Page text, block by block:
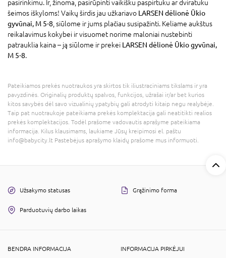
pasirinkimu. Ir, žinoma, pasirūpinti vaikišku paspirtuku ar dviratuku
šeimos iškyloms! Vaikų širdis jau užkariavo LARSEN dėlionė Ūkio
gyvūnai, M 5-8 , siūlome ir jums plačiau susipažinti. Keliame aukštus
reikalavimus kokybei ir visuomet norime maloniai nustebinti
patrauklia kaina – ją siūlome ir prekei LARSEN dėlionė Ūkio gyvūnai,
M 5-8.
Pateikiamos prekės nuotraukos yra skirtos tik iliustraciniams tikslams ir yra
pavyzdinės. Originalių produktų spalvos, funkcijos, užrašai ir/ar bet kurios
kitos savybės dėl savo vizualinių ypatybių gali atrodyti kitaip negu realybėje.
Taip pat nuotraukoje pateikiama prekės komplektacija gali neatitikti realios
prekės komplektacijos. Todėl prašome vadovautis aprašyme pateikiama
informacija. Kilus klausimams, laukiame Jūsų kreipimosi el. paštu
info@babycity.lt Pastebėjus aprašymo klaidų prašome mus informuoti.
Užsakymo statusas Grąžinimo forma
Parduotuvių darbo laikas
BENDRA INFORMACIJA
INFORMACIJA PIRKĖJUI